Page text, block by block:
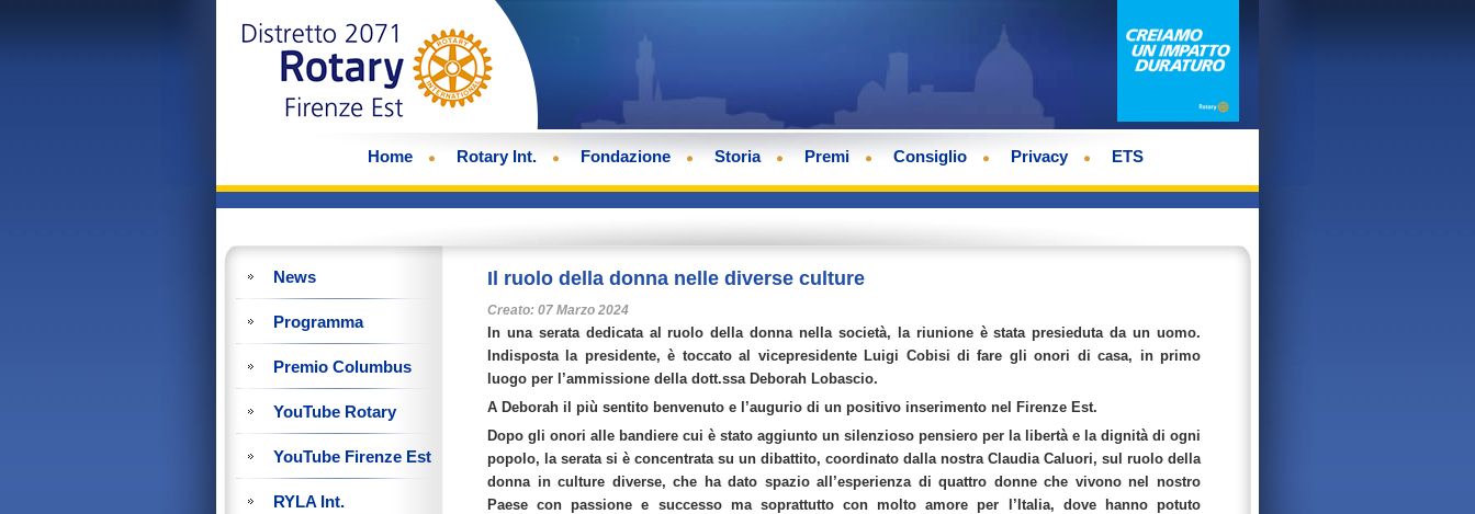
Home Rotary Int. Fondazione Storia Premi Consiglio Privacy ETS
News
Programma
Premio Columbus
YouTube Rotary
YouTube Firenze Est
RYLA Int.
Il ruolo della donna nelle diverse culture
Creato: 07 Marzo 2024
In una serata dedicata al ruolo della donna nella società, la riunione è stata presieduta da un uomo.
Indisposta la presidente, è toccato al vicepresidente Luigi Cobisi di fare gli onori di casa, in primo
luogo per l’ammissione della dott.ssa Deborah Lobascio.
A Deborah il più sentito benvenuto e l’augurio di un positivo inserimento nel Firenze Est.
Dopo gli onori alle bandiere cui è stato aggiunto un silenzioso pensiero per la libertà e la dignità di ogni
popolo, la serata si è concentrata su un dibattito, coordinato dalla nostra Claudia Caluori, sul ruolo della
donna in culture diverse, che ha dato spazio all’esperienza di quattro donne che vivono nel nostro
Paese con passione e successo ma soprattutto con molto amore per l’Italia, dove hanno potuto